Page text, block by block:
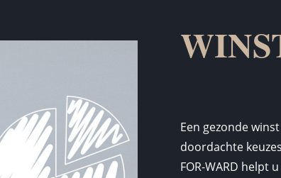
Een gezonde
doordachte
FOR-WARD helpt